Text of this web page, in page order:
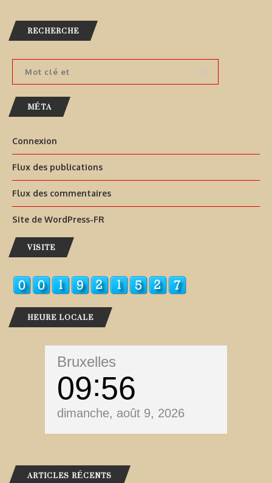
RECHERCHE
MÉTA
Connexion
Flux des publications
Flux des commentaires
Site de WordPress-FR
VISITE
HEURE LOCALE
Bruxelles
09 56
dimanche, août 9, 2026
ARTICLES RÉCENTS